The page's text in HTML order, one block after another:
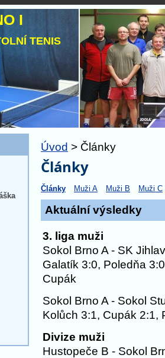
Úvod > Články
Články
Články Muži A Muži B Muži C
Aktuální výsledky
3. liga muži
Sokol Brno A - SK
Galatík 3:0, Poledňa
Cupák
Sokol Brno A - Sokol
Kolůch 3:1, Cupák 2:1,
Divize muži
Hustopeče B - Sokol
I
TENIS